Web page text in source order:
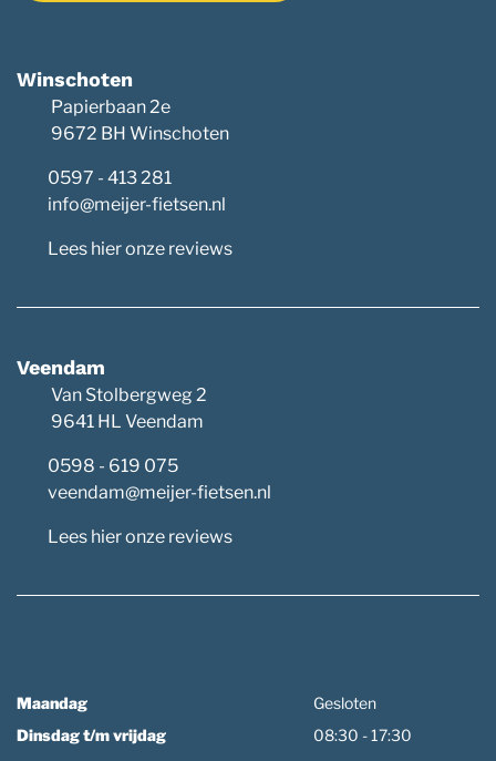
Winschoten
Papierbaan 2e
9672 BH Winschoten
0597 - 413 281
info@meijer-fietsen.nl
Lees hier onze reviews
Veendam
Van Stolbergweg 2
9641 HL Veendam
0598 - 619 075
veendam@meijer-fietsen.nl
Lees hier onze reviews
Maandag
Gesloten
Dinsdag t/m vrijdag
08:30 - 17:30